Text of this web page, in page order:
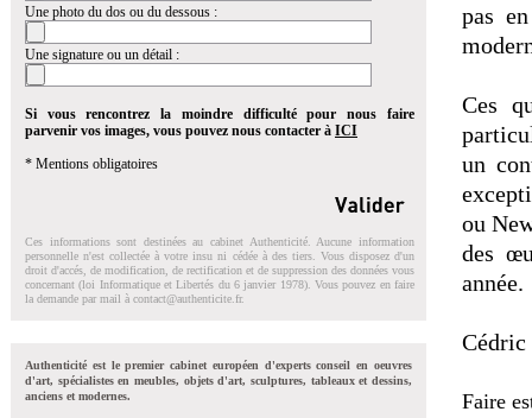
Une photo du dos ou du dessous :
Une signature ou un détail :
Si vous rencontrez la moindre difficulté pour nous faire
parvenir vos images, vous pouvez nous contacter à ICI
* Mentions obligatoires
Ces informations sont destinées au cabinet Authenticité. Aucune information
personnelle n'est collectée à votre insu ni cédée à des tiers. Vous disposez d'un
droit d'accés, de modification, de rectification et de suppression des données vous
concernant (loi Informatique et Libertés du 6 janvier 1978). Vous pouvez en faire
la demande par mail à contact@authenticite.fr.
Authenticité est le premier cabinet européen d'experts conseil en oeuvres
d'art, spécialistes en meubles, objets d'art, sculptures, tableaux et dessins,
anciens et modernes.
pas
Ces
un
ou
des
année.
Cédric
Faire